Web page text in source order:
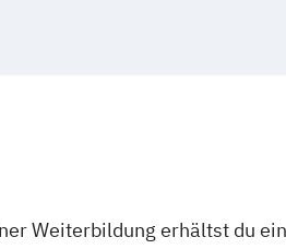
Weiterbildung erhältst du